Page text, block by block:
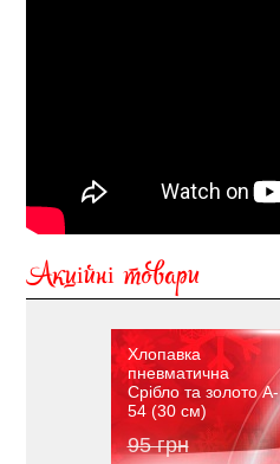
Акційні товари
Хлопавка
пневматична
Срібло та золото A-
54 (30 см)
95 грн